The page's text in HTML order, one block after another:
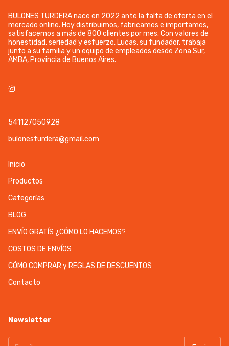
BULONES TURDERA nace en 2022 ante la falta de oferta en el
mercado online. Hoy distribuimos, fabricamos e importamos,
satisfacemos a más de 800 clientes por mes. Con valores de
honestidad, seriedad y esfuerzo, Lucas, su fundador, trabaja
junto a su familia y un equipo de empleados desde Zona Sur,
AMBA, Provincia de Buenos Aires.
541127050928
bulonesturdera@gmail.com
Inicio
Productos
Categorías
BLOG
ENVÍO GRATÍS ¿CÓMO LO HACEMOS?
COSTOS DE ENVÍOS
CÓMO COMPRAR y REGLAS DE DESCUENTOS
Contacto
Newsletter